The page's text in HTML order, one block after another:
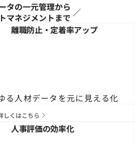
タの一元管理から
マネジメントまで
離職防止・定着率アップ
る人材データを元に見える化
しくはこちら
人事評価の効率化